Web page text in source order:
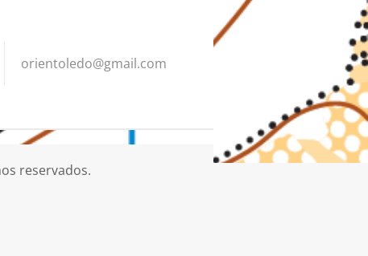
orientoledo@gmail.com
reservados.